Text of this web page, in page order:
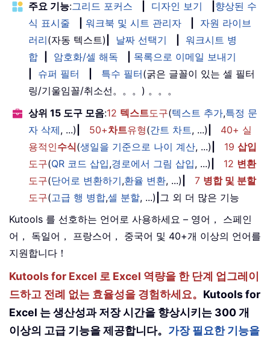
주요 기능:그리드 포커스 디자인 보기
향상된 수
식 표시줄
워크북 및 시트 관리자
자원 라이브
러리(자동 텍스트) 날짜 선택기
워크시트 병
합
암호화/셀 해독
목록으로 이메일 보내기
슈퍼 필터 특수 필터(굵은 글꼴이 있는 셀 필터
링/기울임꼴/취소선。。。) 。。。
상위 15 도구 모음:12 텍스트도구(텍스트 추가,특정 문
자 삭제, ...) 50+차트유형(간트 차트, ...)
40+ 실
용적인수식(생일을 기준으로 나이 계산, ...) 19 삽입
도구(QR 코드 삽입,경로에서 그림 삽입, ...) 12 변환
도구(단어로 변환하기,환율 변환, ...) 7 병합 및 분할
도구(고급 행 병합,셀 분할, ...) 그 외 더 많은 기능
Kutools 를 선호하는 언어로 사용하세요 – 영어， 스페인
어， 독일어， 프랑스어， 중국어 및 40+개 이상의 언어를
지원합니다！
Kutools for Excel 로 Excel 역량을 한 단계 업그레이
드하고 전례 없는 효율성을 경험하세요。 Kutools for
Excel 는 생산성과 저장 시간을 향상시키는 300 개
이상의 고급 기능을 제공합니다。 가장 필요한 기능을